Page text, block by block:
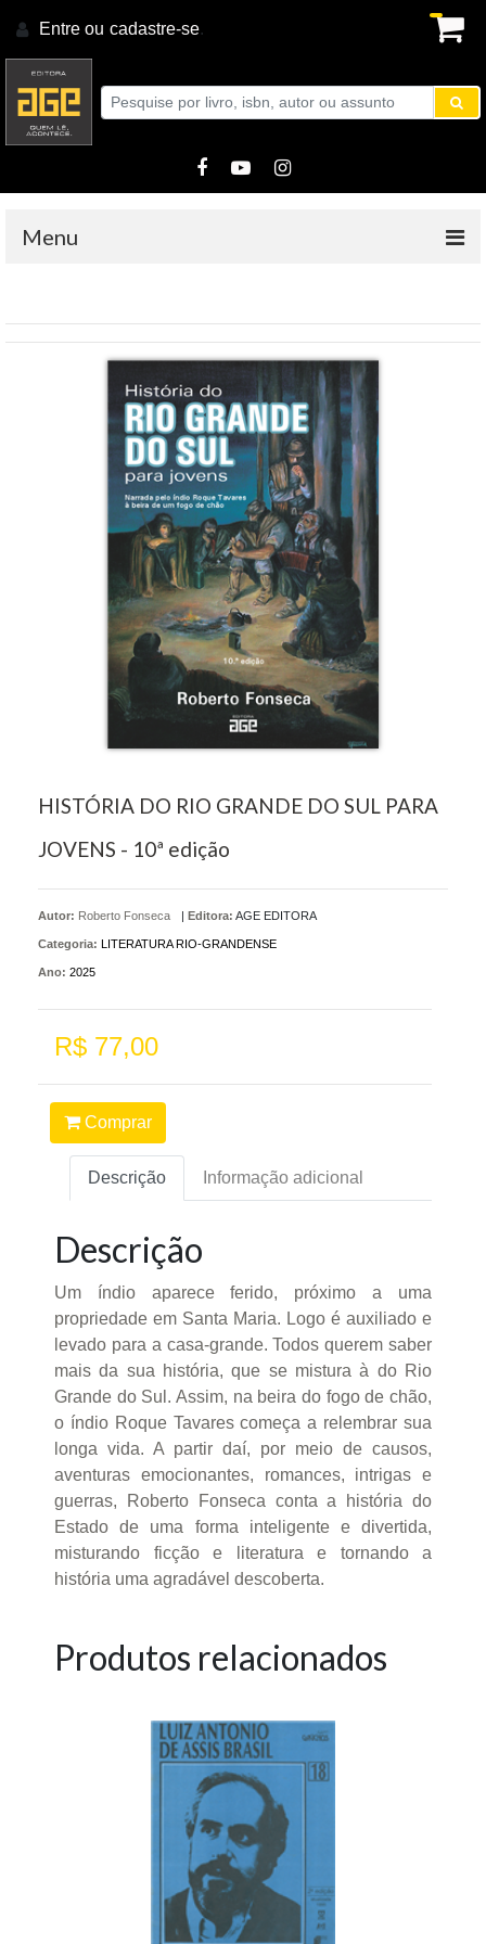
Entre ou cadastre-se.
Menu
HISTÓRIA DO RIO GRANDE DO SUL PARA
JOVENS - 10ª edição
Autor: Roberto Fonseca | Editora: AGE EDITORA
Categoria: LITERATURA RIO-GRANDENSE
Ano: 2025
R$ 77,00
Comprar
Descrição Informação adicional
Descrição
Um índio aparece ferido, próximo a uma
propriedade em Santa Maria. Logo é auxiliado e
levado para a casa-grande. Todos querem saber
mais da sua história, que se mistura à do Rio
Grande do Sul. Assim, na beira do fogo de chão,
o índio Roque Tavares começa a relembrar sua
longa vida. A partir daí, por meio de causos,
aventuras emocionantes, romances, intrigas e
guerras, Roberto Fonseca conta a história do
Estado de uma forma inteligente e divertida,
misturando ficção e literatura e tornando a
história uma agradável descoberta.
Produtos relacionados